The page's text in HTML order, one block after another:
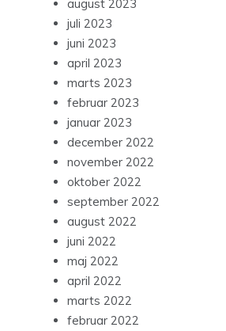
august 2023
juli 2023
juni 2023
april 2023
marts 2023
februar 2023
januar 2023
december 2022
november 2022
oktober 2022
september 2022
august 2022
juni 2022
maj 2022
april 2022
marts 2022
februar 2022